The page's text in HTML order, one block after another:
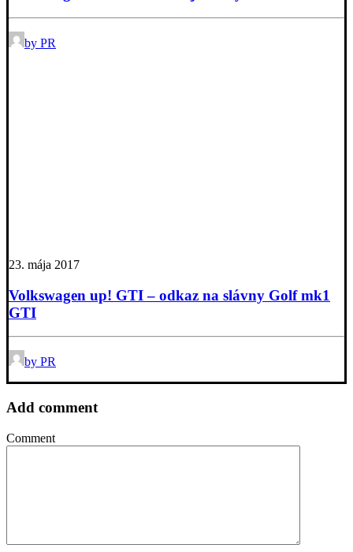
by PR
23. mája 2017
Volkswagen up! GTI – odkaz na slávny Golf mk1
GTI
by PR
Add comment
Comment